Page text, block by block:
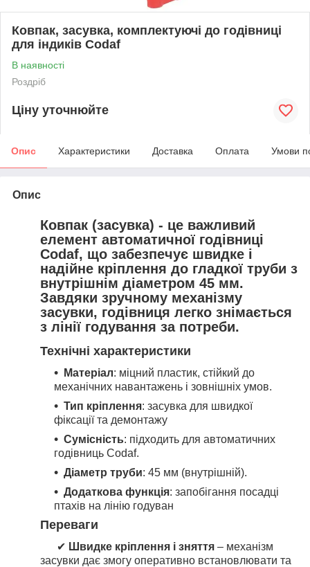
Ковпак, засувка, комплектуючі до годівниці
для індиків Codaf
В наявності
Роздріб
Ціну уточнюйте
Опис Характеристики Доставка Оплата Умови
Опис
Ковпак (засувка) - це важливий
елемент автоматичної годівниці
Codaf, що забезпечує швидке і
надійне кріплення до гладкої труби з
внутрішнім діаметром 45 мм.
Завдяки зручному механізму
засувки, годівниця легко знімається
з лінії годування за потреби.
Технічні характеристики
Матеріал: міцний пластик, стійкий до
механічних навантажень і зовнішніх умов.
Тип кріплення: засувка для швидкої
фіксації та демонтажу
Сумісність: підходить для автоматичних
годівниць Codaf.
Діаметр труби: 45 мм (внутрішній).
Додаткова функція: запобігання посадці
птахів на лінію годуван
Переваги
✔ Швидке кріплення і зняття – механізм
засувки дає змогу оперативно встановлювати та